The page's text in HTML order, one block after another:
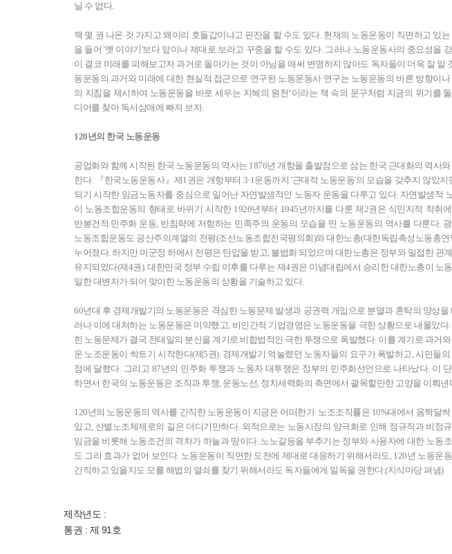
닐 수 없다.
책 몇 권 나온 것 가지고 왜이리 호들갑이냐고 핀잔을 할 수도 있다. 현재의 노동운동이 직면하고 있
을 들어 '옛 이야기'보다 앞이나 제대로 보라고 꾸중을 할 수도 있다. 그러나 노동운동사의 중요성을
이 결코 미래를 피해보고자 과거로 돌아가는 것이 아님을 애써 변명하지 않아도 독자들이 더욱 잘 알
동운동의 과거와 미래에 대한 현실적 접근으로 연구된 노동운동사 연구는 노동운동의 바른 방향이
의 지침을 제시하여 노동운동을 바로 세우는 지혜의 원천"이라는 책 속의 문구처럼 지금의 위기를
디어를 찾아 독서삼매에 빠져 보자.
120년의 한국 노동운동
공업화와 함께 시작된 한국 노동운동의 역사는 1876년 개항을 출발점으로 삼는 한국 근대화의 역사와
한다. 『한국노동운동사』제1권은 개항부터 3·1운동까지 '근대적 노동운동'의 모습을 갖추지 않았지
되기 시작한 임금노동자를 중심으로 일어난 자연발생적인 노동자 운동을 다루고 있다. 자연발생적
이 노동조합운동의 형태로 바뀌기 시작한 1920년부터 1945년까지를 다룬 제2권은 식민지적 착취
반봉건적 민주화 운동, 반침략에 저항하는 민족주의 운동의 모습을 띤 노동운동의 역사를 다룬다.
노동조합운동도 공산주의계열의 전평(조선노동조합전국평의회)와 대한노총(대한독립촉성노동총연
누어졌다. 하지만 미군정 하에서 전평은 탄압을 받고, 불법화 되었으며 대한노총은 정부와 밀접한 관
유지되었다(제4권). 대한민국 정부 수립 이후를 다루는 제4권은 이념대립에서 승리한 대한노총이 노
일한 대변자가 되어 맞이한 노동운동의 상황을 기술하고 있다.
60년대 후 경제개발기의 노동운동은 격심한 노동문제 발생과 공권력 개입으로 분열과 혼탁의 양상을
러나 이에 대처하는 노동운동은 미약했고, 비인간적 기업경영은 노동운동을 극한 상황으로 내몰았다
힌 노동문제가 결국 전태일의 분신을 계기로 비합법적인 극한 투쟁으로 폭발했다. 이를 계기로 과거
운 노조운동이 싹트기 시작한다(제5권). 경제개발기 억눌렸던 노동자들의 요구가 폭발하고, 시민들의
점에 달했다. 그리고 87년의 민주화 투쟁과 노동자 대투쟁은 정부의 민주화선언으로 나타났다. 이
하면서 한국의 노동운동은 조직과 투쟁, 운동노선, 정치세력화의 측면에서 괄목할만한 고양을 이뤄낸
120년의 노동운동의 역사를 간직한 노동운동이 지금은 어떠한가. 노조조직률은 10%대에서 옴짝달
있고, 산별노조체제로의 길은 더디기만하다. 외적으로는 노동시장의 양극화로 인해 정규직과 비정
임금을 비롯해 노동조건의 격차가 하늘과 땅이다. 노노갈등을 부추기는 정부와 사용자에 대한 노동
도 그리 효과가 없어 보인다. 노동운동이 직면한 도전에 제대로 대응하기 위해서라도, 120년 노동운
간직하고 있을지도 모를 해법의 열쇠를 찾기 위해서라도 독자들에게 일독을 권한다.(지식마당 펴냄)
제작년도 :
통권 : 제 91호